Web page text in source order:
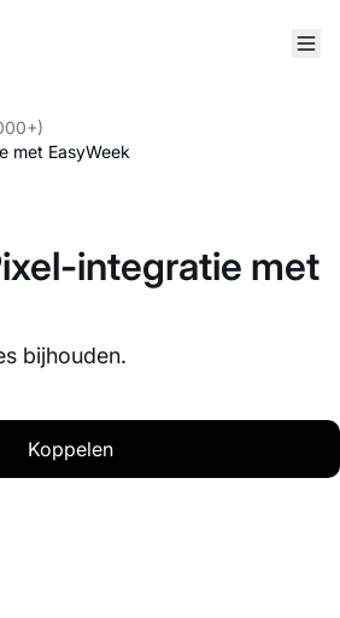
met EasyWeek
integratie met
bijhouden.
Koppelen